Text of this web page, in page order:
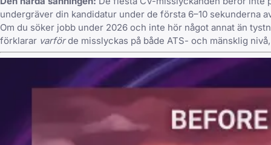
undergräver din kandidatur under de första 6–10 sekunderna
Om du söker jobb under 2026 och inte hör något annat än
förklarar varförde misslyckas på både ATS- och mänsklig